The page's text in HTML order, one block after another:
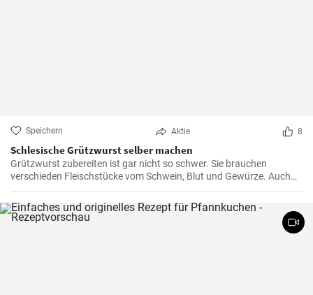
Speichern Aktie 8
Schlesische Grützwurst selber machen
Grützwurst zubereiten ist gar nicht so schwer. Sie brauchen
verschieden Fleischstücke vom Schwein, Blut und Gewürze. Auch
das klassische DDR Gericht Tote Oma wird mit Grützwurst
zubereitet. Die Grütze (aus Getreide) bindet die Wurst .